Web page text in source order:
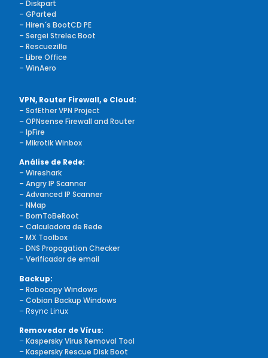
– Diskpart
– GParted
– Hiren´s BootCD PE
– Sergei Strelec Boot
– Rescuezilla
– Libre Office
– WinAero
VPN, Router Firewall, e Cloud:
– SofEther VPN Project
–OPNsense Firewall and Router
– IpFire
– Mikrotik Winbox
Análise de Rede:
– Wireshark
– Angry IP Scanner
– Advanced IP Scanner
– NMap
– BornToBeRoot
– Calculadora de Rede
– MX Toolbox
– DNS Propagation Checker
– Verificador de email
Backup:
– Robocopy Windows
– Cobian Backup Windows
– Rsync Linux
Removedor de Vírus:
–Kaspersky Virus Removal Tool
–Kaspersky Rescue Disk Boot